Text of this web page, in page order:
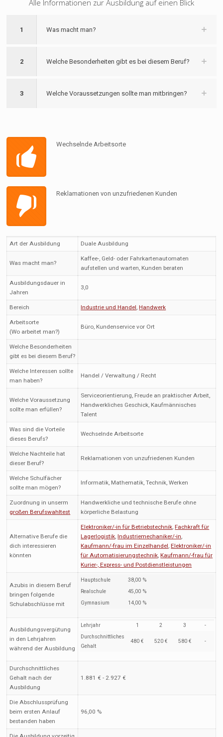
Alle Informationen zur Ausbildung auf einen Blick
1 Was macht man?
2 Welche Besonderheiten gibt es bei diesem Beruf?
3 Welche Voraussetzungen sollte man mitbringen?
Wechselnde Arbeitsorte
Reklamationen von unzufriedenen Kunden
Art der Ausbildung Duale Ausbildung
Was macht man?
Kaffee-, Geld- oder Fahrkartenautomaten
aufstellen und warten, Kunden beraten
Ausbildungsdauer in
Jahren
3,0
Bereich Industrie und Handel,Handwerk
Arbeitsorte
(Wo arbeitet man?)
Büro, Kundenservice vor Ort
Welche Besonderheiten
gibt es bei diesem Beruf?
Welche Interessen sollte
man haben?
Handel / Verwaltung / Recht
Welche Voraussetzung
sollte man erfüllen?
Serviceorientierung, Freude an praktischer Arbeit,
Handwerkliches Geschick, Kaufmännisches
Talent
Was sind die Vorteile
dieses Berufs?
Wechselnde Arbeitsorte
Welche Nachteile hat
dieser Beruf?
Reklamationen von unzufriedenen Kunden
Welche Schulfächer
sollte man mögen?
Informatik, Mathematik, Technik, Werken
Zuordnung in unserm
großen Berufswahltest
Handwerkliche und technische Berufe ohne
körperliche Belastung
Alternative Berufe die
dich interessieren
könnten
Elektroniker/-in für Betriebstechnik,Fachkraft für
Lagerlogistik,Industriemechaniker/-in,
Kaufmann/-frau im Einzelhandel,Elektroniker/-in
für Automatisierungstechnik,Kaufmann/-frau für
Kurier-, Express- und Postdienstleistungen
Azubis in diesem Beruf
bringen folgende
Schulabschlüsse mit
Hauptschule
38,00 %
Realschule
45,00 %
Gymnasium
14,00 %
Ausbildungsvergütung
in den Lehrjahren
während der Ausbildung
Lehrjahr 1 2 3
-
Durchschnittliches
Gehalt
480 € 520 € 580 € -
Durchschnittliches
Gehalt nach der
Ausbildung
1.881 € - 2.927 €
Die Abschlussprüfung
beim ersten Anlauf
bestanden haben
96,00 %